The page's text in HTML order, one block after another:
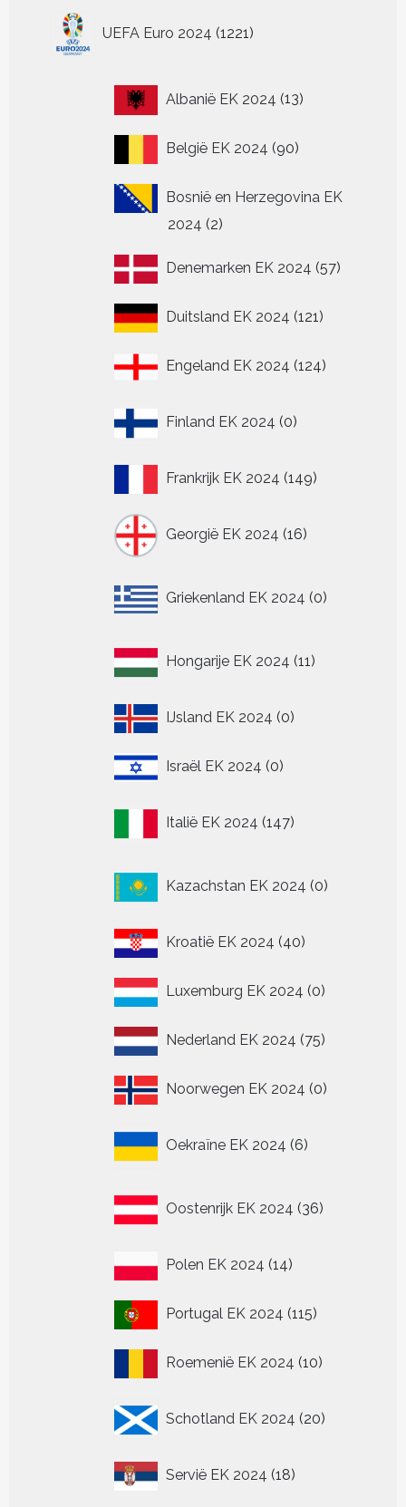
productpagina
UEFA Euro 2024 1221
producten
Albanië EK 2024 1313
België EK 2024 9090
Bosnië en Herzegovina EK
2024 22
Denemarken EK 2024 5757
Duitsland EK 2024 121 121
Engeland EK 2024 124124
Finland EK 2024 0
producten
Frankrijk EK 2024 149149
Georgië EK 2024 16
producten
Griekenland EK 2024 0
producten
Hongarije EK 2024 11
producten
IJsland EK 2024 00
Israël EK 2024 00
Italië EK 2024 147
producten
Kazachstan EK 2024 0
producten
Kroatië EK 2024 4040
Luxemburg EK 2024 00
Nederland EK 2024 7575
Noorwegen EK 2024 00
Oekraïne EK 2024 6
producten
Oostenrijk EK 2024 36
producten
Polen EK 2024 1414
Portugal EK 2024 115115
Roemenië EK 2024 1010
Schotland EK 2024 20
producten
Servië EK 2024 1818